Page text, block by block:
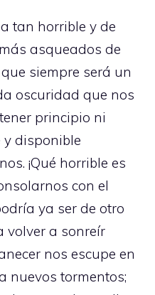
tan horrible y de
asqueados de
siempre será un
oscuridad que nos
principio ni
y disponible
¡Qué horrible es
con el
ya ser de otro
volver a sonreír
nos escupe en
nuevos tormentos;